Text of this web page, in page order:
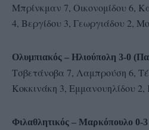
Μπρίνκμαν 7, Οικονομίδου 6,
4, Βεργίδου 3, Γεωργιάδου 2,
Ολυμπιακός – Ηλιούπολη 3-0
Τσβετάνοβα 7, Λαμπρούση 6,
Κοκκινάκη 3, Εμμανουηλίδου
Φιλαθλητικός – Μαρκόπουλο 0-